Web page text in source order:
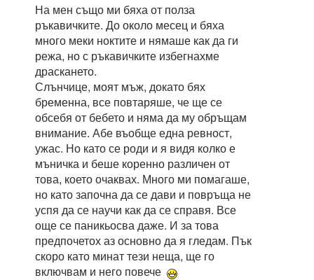
На мен също ми бяха от полза
ръкавичките. До около месец и бяха
много меки ноктите и нямаше как да ги
режа, но с ръкавичките избегнахме
драскането.
Слънчице, моят мъж, докато бях
бременна, все повтаряше, че ще се
обсебя от бебето и няма да му обръщам
внимание. Абе въобще една ревност,
ужас. Но като се роди и я видя колко е
мъничка и беше коренно различен от
това, което очаквах. Много ми помагаше,
но като започна да се дави и повръща не
успя да се научи как да се справя. Все
още се паникьосва даже. И за това
предпочетох аз основно да я гледам. Пък
скоро като минат тези неща, ще го
включвам и него повече